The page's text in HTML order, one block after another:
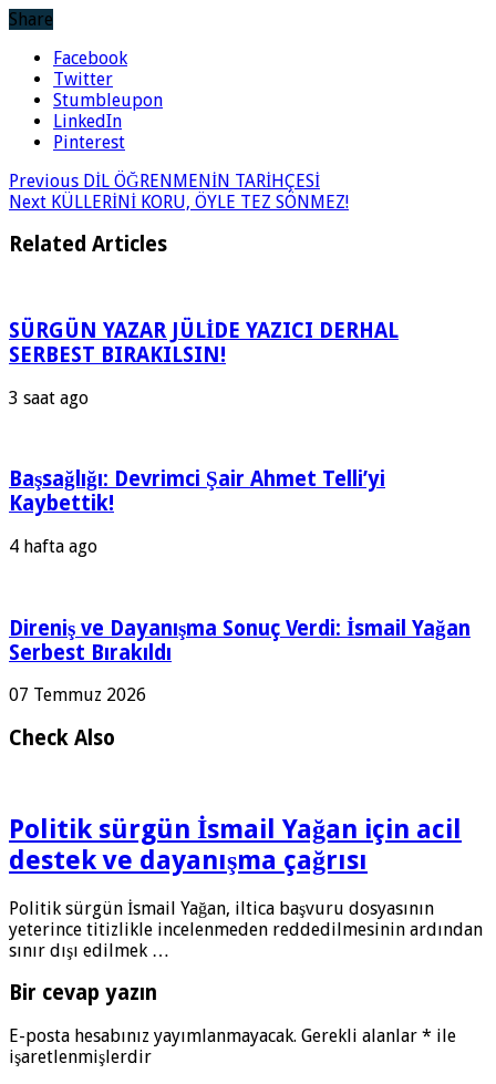
Share
Facebook
Twitter
Stumbleupon
LinkedIn
Pinterest
Previous DİL ÖĞRENMENİN TARİHÇESİ
Next KÜLLERİNİ KORU, ÖYLE TEZ SÖNMEZ!
Related Articles
SÜRGÜN YAZAR JÜLİDE YAZICI DERHAL
SERBEST BIRAKILSIN!
3 saat ago
Başsağlığı: Devrimci Şair Ahmet Telli’yi
Kaybettik!
4 hafta ago
Direniş ve Dayanışma Sonuç Verdi: İsmail Yağan
Serbest Bırakıldı
07 Temmuz 2026
Check Also
Politik sürgün İsmail Yağan için acil
destek ve dayanışma çağrısı
Politik sürgün İsmail Yağan, iltica başvuru dosyasının
yeterince titizlikle incelenmeden reddedilmesinin ardından
sınır dışı edilmek …
Bir cevap yazın
E-posta hesabınız yayımlanmayacak. Gerekli alanlar * ile
işaretlenmişlerdir